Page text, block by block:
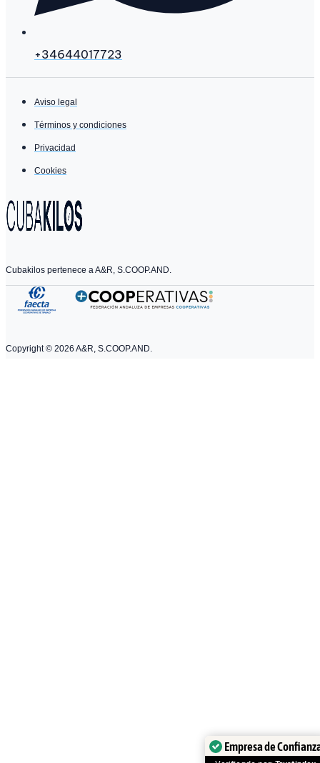
+34644017723
Aviso legal
Términos y condiciones
Privacidad
Cookies
Cubakilos pertenece a A&R, S.COOP.AND.
Copyright © 2026 A&R, S.COOP.AND.
Empresa de